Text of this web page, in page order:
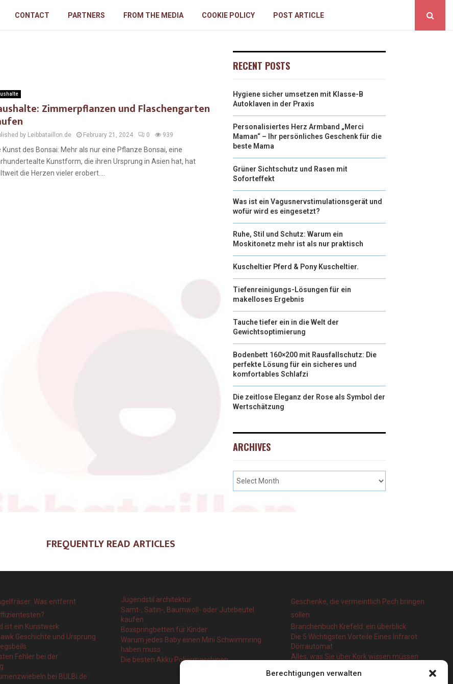
Berechtigungen verwalten
CONTACT PARTNERS FROM THE MEDIA COOKIE POLICY POST ARTICLE
Zimmerpflanzen und Flaschengarten
by Leibbataillon.de February 21, 2024 0 939
Kunst des Bonsai: Mehr als nur eine Pflanze Bonsai, eine
Kunstform, die ihren Ursprung in Asien hat, hat
die Herzen vieler erobert....
RECENT POSTS
Hygiene sicher umsetzen mit Klasse-B
Autoklaven in der Praxis
Personalisiertes Herz Armband „Merci
Maman“ – Ihr persönliches Geschenk für die
beste Mama
Grüner Sichtschutz und Rasen mit
Soforteffekt
Was ist ein Vagusnervstimulationsgerät und
wofür wird es eingesetzt?
Ruhe, Stil und Schutz: Warum ein
Moskitonetz mehr ist als nur praktisch
Kuscheltier Pferd & Pony Kuscheltier.
Tiefenreinigungs-Lösungen für ein
makelloses Ergebnis
Tauche tiefer ein in die Welt der
Gewichtsoptimierung
Bodenbett 160×200 mit Rausfallschutz: Die
perfekte Lösung für ein sicheres und
komfortables Schlafzi
Die zeitlose Eleganz der Rose als Symbol der
Wertschätzung
ARCHIVES
FREQUENTLY READ ARTICLES
Was entfernt
ist ein Kunstwerk
Geschichte und Ursprung
Fehler bei der
bei BULBi.de
Jugendstil architektur
Samt-, Satin-, Baumwoll- oder Jutebeutel
kaufen
Boxspringbetten für Kinder
Warum jedes Baby einen Mini Schwimmring
haben muss
Die besten Akku Poliermaschinen
Geschenke, die vermeintlich Pech bringen
sollen
Branchenbuch Krefeld: ein überblick
Die 5 Wichtigsten Vorteile Eines Infrarot
Dörrautomat
Alles, was Sie über Kork wissen müssen